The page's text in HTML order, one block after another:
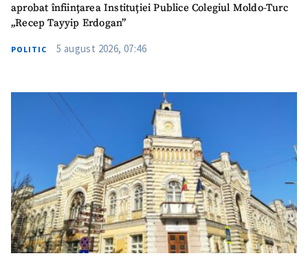
aprobat înființarea Instituției Publice Colegiul Moldo-Turc
„Recep Tayyip Erdogan”
POLITIC 5 august 2026, 07:46